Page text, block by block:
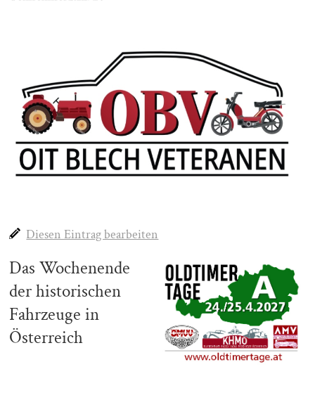
Diesen Eintrag bearbeiten
Das Wochenende
der historischen
Fahrzeuge in
Österreich